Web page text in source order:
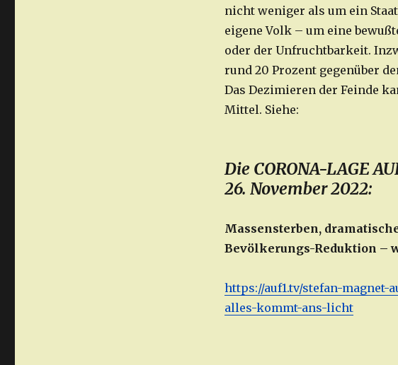
nicht weniger als um ein
eigene Volk – um eine
oder der Unfruchtbarkeit.
rund 20 Prozent gegenüber
Das Dezimieren der Feinde
Mittel. Siehe:
Die CORONA-LAGE
26. November 2022:
Massensterben,
Bevölkerungs-Reduktion –
https://auf1.tv/stefan-magnet-
alles-kommt-ans-licht